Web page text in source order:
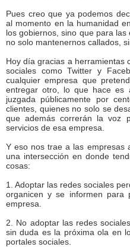
Pues creo que ya podemos
al momento en la humanidad
los gobiernos, sino que para las
no solo mantenernos callados,
Hoy día gracias a herramientas
sociales como Twitter y
cualquier empresa que
entregar otro, lo que hace es
juzgada públicamente por
clientes, quienes no solo se
que además correrán la voz
servicios de esa empresa.
Y eso nos trae a las empresas
una intersección en donde
cosas:
1. Adoptar las redes sociales
organicen y se informen para
empresa.
2. No adoptar las redes
sin duda es la próxima ola en
portales sociales.